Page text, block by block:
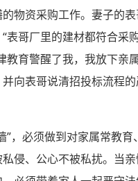
物资采购工作。妻子的
哥厂里的建材都符合采
育警醒了我，我放下亲
向表哥说清招投标流程
，必须做到对家属常教
侵、公心不被私扰。当